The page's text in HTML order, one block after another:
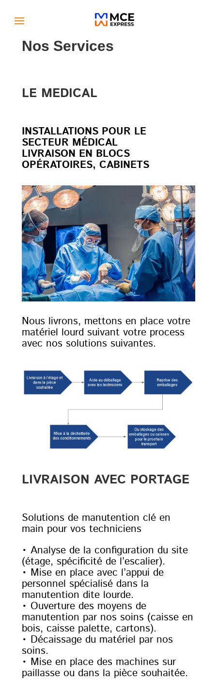
Nos Services
LE MEDICAL
INSTALLATIONS POUR LE
SECTEUR MÉDICAL
LIVRAISON EN BLOCS
OPÉRATOIRES, CABINETS
Nous livrons, mettons en place votre
matériel lourd suivant votre process
avec nos solutions suivantes.
LIVRAISON AVEC PORTAGE
Solutions de manutention clé en
main pour vos techniciens
• Analyse de la configuration du site
(étage, spécificité de l’escalier).
• Mise en place avec l’appui de
personnel spécialisé dans la
manutention dite lourde.
• Ouverture des moyens de
manutention par nos soins (caisse en
bois, caisse palette, cartons).
• Décaissage du matériel par nos
soins.
• Mise en place des machines sur
paillasse ou dans la pièce souhaitée.